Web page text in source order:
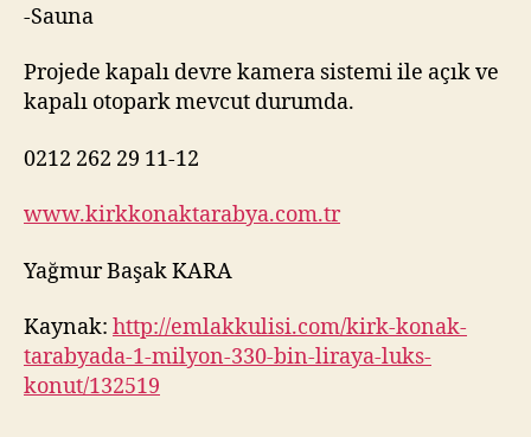
-Sauna
Projede kapalı devre kamera sistemi ile açık ve
kapalı otopark mevcut durumda.
0212 262 29 11-12
www.kirkkonaktarabya.com.tr
Yağmur Başak KARA
Kaynak: http://emlakkulisi.com/kirk-konak-
tarabyada-1-milyon-330-bin-liraya-luks-
konut/132519